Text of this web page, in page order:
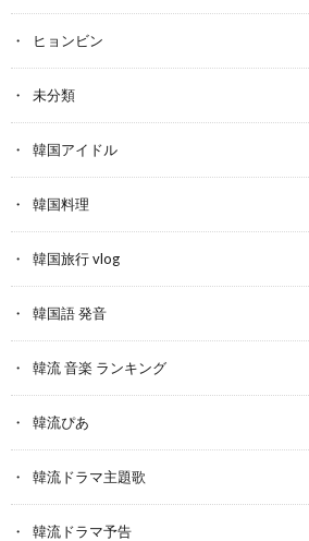
ヒョンビン
未分類
韓国アイドル
韓国料理
韓国旅行 vlog
韓国語 発音
韓流 音楽 ランキング
韓流ぴあ
韓流ドラマ主題歌
韓流ドラマ予告